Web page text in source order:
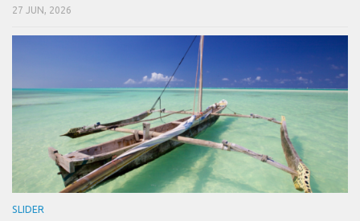
27 JUN, 2026
SLIDER